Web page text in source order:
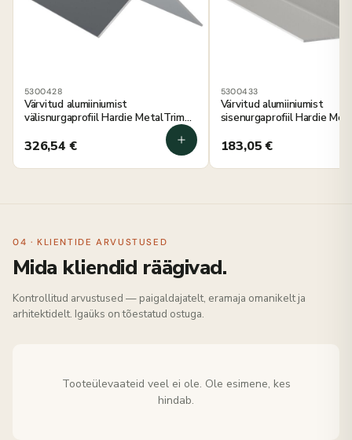
5300428
Värvitud alumiiniumist
välisnurgaprofiil Hardie MetalTrim
326,54 €
5300433
Värvitud alumiiniumist
sisenurgaprofiil Hardie
183,05€
04 · KLIENTIDE ARVUSTUSED
Mida kliendid räägivad.
Kontrollitud arvustused — paigaldajatelt, eramaja omanikelt ja
arhitektidelt. Igaüks on tõestatud ostuga.
Tooteülevaateid veel ei ole. Ole esimene, kes
hindab.